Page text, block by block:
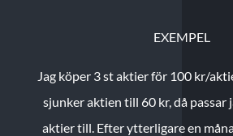
EXEMPEL
Jag köper 3 st aktier för 100 kr/
sjunker aktien till 60 kr, då passar
aktier till. Efter ytterligare en